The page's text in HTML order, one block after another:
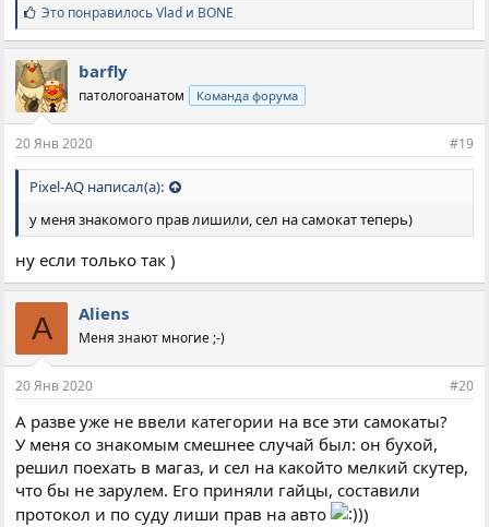
С
и
м
п
а
т
и
:
Это понравилосьVlad и BONE
barfly
патологоанатом Команда форума
20 Янв 2020 #19
Pixel-AQ написал(а):
у меня знакомого прав лишили, сел на самокат теперь)
ну если только так )
A Aliens
Меня знают многие ;-)
20 Янв 2020 #20
А разве уже не ввели категории на все эти самокаты?
У меня со знакомым смешнее случай был: он бухой,
решил поехать в магаз, и сел на какойто мелкий скутер,
что бы не зарулем. Его приняли гайцы, составили
протокол и по суду лиши прав на авто
)